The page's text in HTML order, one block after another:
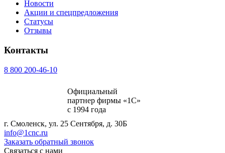
Новости
Акции и спецпредложения
Статусы
Отзывы
Контакты
8 800 200-46-10
Официальный
партнер фирмы «1С»
с 1994 года
г. Смоленск, ул. 25 Сентября, д. 30Б
info@1cnc.ru
Заказать обратный звонок
Связаться с нами